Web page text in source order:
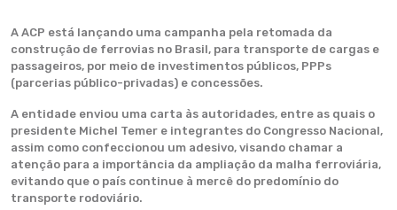
A ACP está lançando uma campanha pela retomada da
construção de ferrovias no Brasil, para transporte de cargas e
passageiros, por meio de investimentos públicos, PPPs
(parcerias público-privadas) e concessões.
A entidade enviou uma carta às autoridades, entre as quais o
presidente Michel Temer e integrantes do Congresso Nacional,
assim como confeccionou um adesivo, visando chamar a
atenção para a importância da ampliação da malha ferroviária,
evitando que o país continue à mercê do predomínio do
transporte rodoviário.